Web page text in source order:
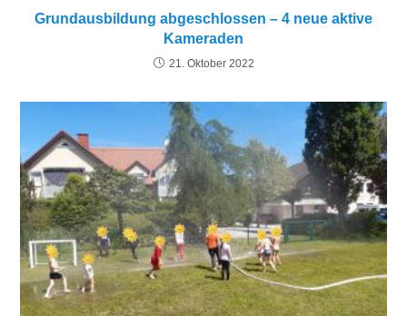
Grundausbildung abgeschlossen – 4 neue aktive
Kameraden
21. Oktober 2022